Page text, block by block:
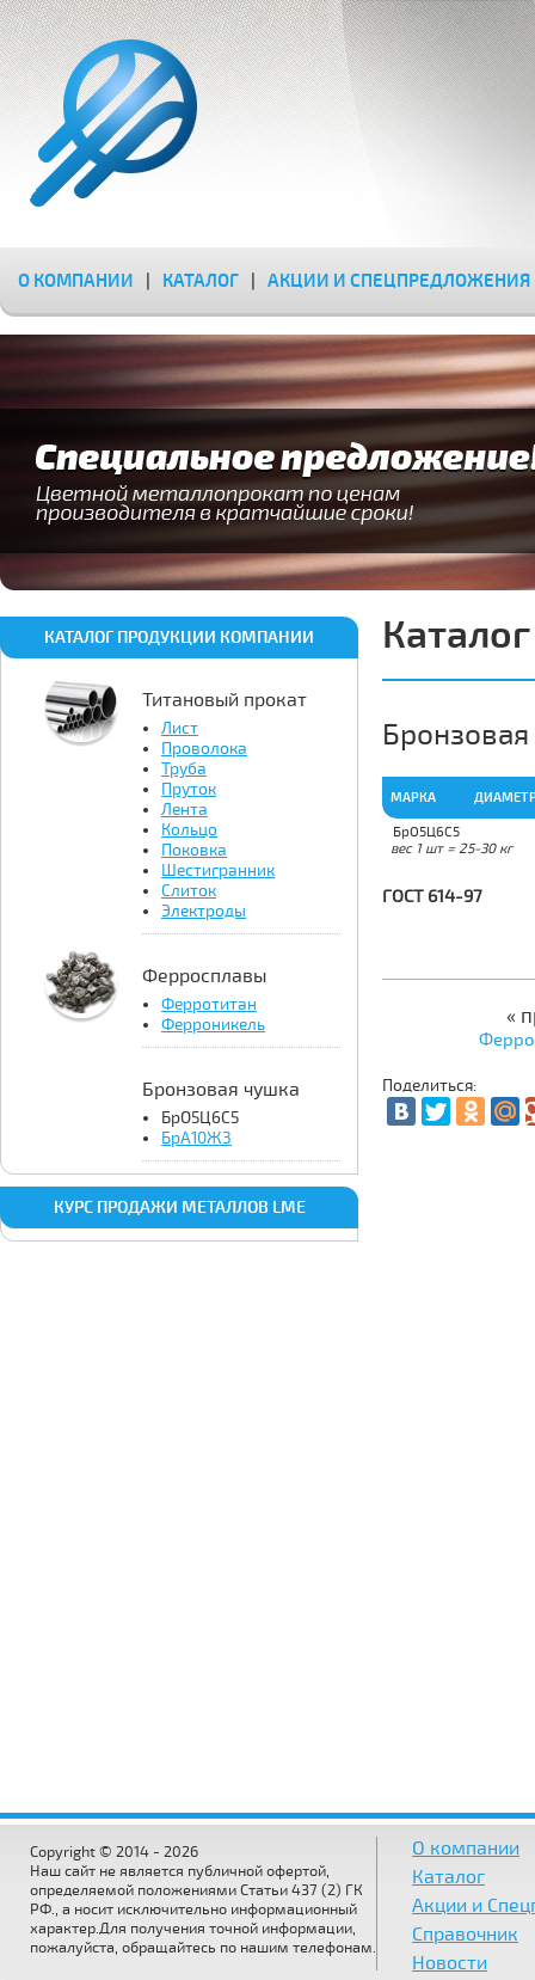
О КОМПАНИИ | КАТАЛОГ | АКЦИИ И СПЕЦПРЕДЛОЖЕНИЯ
КАТАЛОГ ПРОДУКЦИИ КОМПАНИИ
Титановый прокат
Лист
Проволока
Труба
Пруток
Лента
Кольцо
Поковка
Шестигранник
Слиток
Электроды
Ферросплавы
Ферротитан
Ферроникель
Бронзовая чушка
БрО5Ц6С5
БрА10Ж3
КУРС ПРОДАЖИ МЕТАЛЛОВ LME
МАРКА
БрО5Ц6С5
вес 1 шт = 25-30 кг
ГОСТ 614-97
«
Поделиться:
Copyright © 2014 - 2026
Наш сайт не является публичной офертой,
определяемой положениями Статьи 437 (2) ГК
РФ., а носит исключительно информационный
характер.Для получения точной информации,
пожалуйста, обращайтесь по нашим телефонам.
О компании
Каталог
Акции и
Справочник
Новости